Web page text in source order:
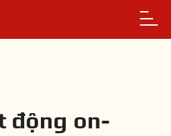
động on-